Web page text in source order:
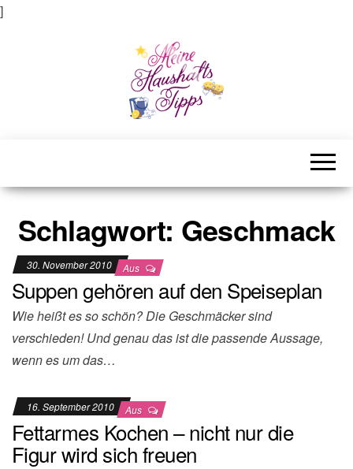
]
Schlagwort: Geschmack
30. November 2010 Aus
Suppen gehören auf den Speiseplan
Wie heißt es so schön? Die Geschmäcker sind
verschieden! Und genau das ist die passende Aussage,
wenn es um das…
16. September 2010 Aus
Fettarmes Kochen – nicht nur die
Figur wird sich freuen